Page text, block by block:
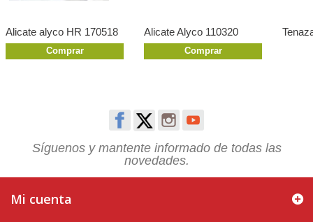
Alicate alyco HR 170518
Comprar
Alicate Alyco 110320
Comprar
Síguenos y mantente informado de todas las
novedades.
Mi cuenta